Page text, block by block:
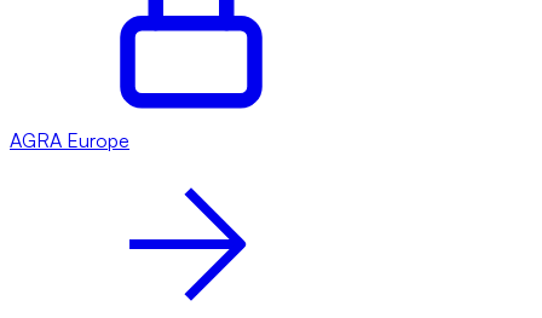
AGRA Europe